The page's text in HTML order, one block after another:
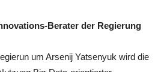
Berater der Regierung
um Arsenij Yatsenyuk wird die